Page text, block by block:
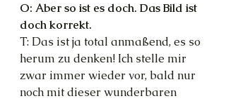
O: Aber so ist es doch. Das Bild ist
doch korrekt.
T: Das ist ja total anmaßend, es so
herum zu denken! Ich stelle mir
zwar immer wieder vor, bald nur
noch mit dieser wunderbaren